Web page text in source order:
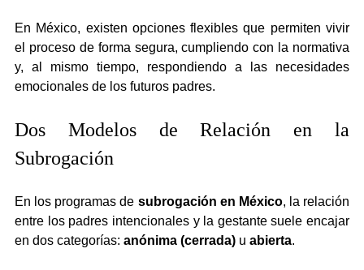
En México, existen opciones flexibles que permiten vivir
el proceso de forma segura, cumpliendo con la normativa
y, al mismo tiempo, respondiendo a las necesidades
emocionales de los futuros padres.
Dos Modelos de Relación en la
Subrogación
En los programas de subrogación en México, la relación
entre los padres intencionales y la gestante suele encajar
en dos categorías: anónima (cerrada) u abierta.